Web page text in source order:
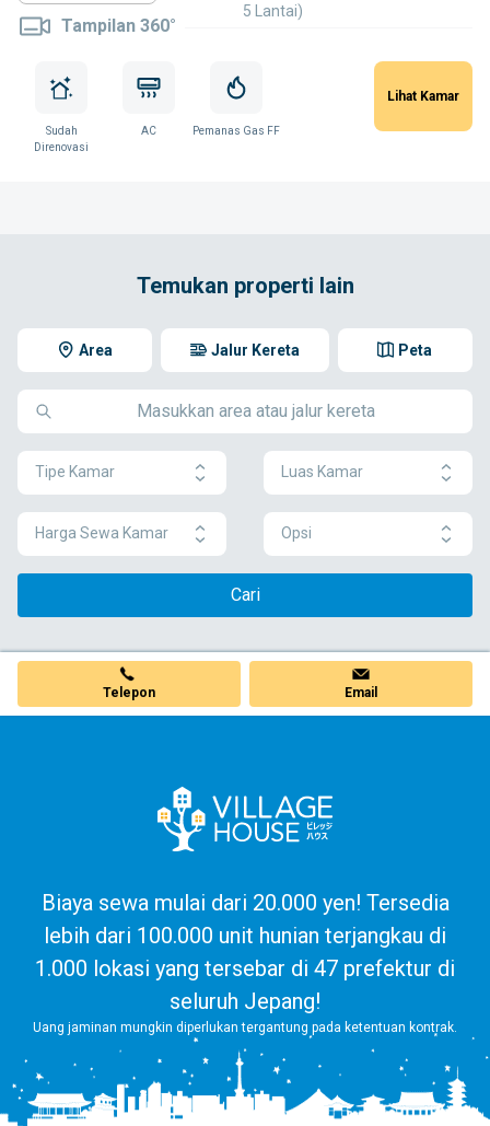
Tampilan 360°
5 Lantai)
Sudah
Direnovasi
AC Pemanas Gas FF
Lihat Kamar
Temukan properti lain
Area Peta
Jalur Kereta
Tipe Kamar Luas Kamar
Harga Sewa Kamar Opsi
Cari
Telepon Email
Biaya sewa mulai dari 20.000 yen! Tersedia
lebih dari 100.000 unit hunian terjangkau di
1.000 lokasi yang tersebar di 47 prefektur di
seluruh Jepang!
Uang jaminan mungkin diperlukan tergantung pada ketentuan kontrak.